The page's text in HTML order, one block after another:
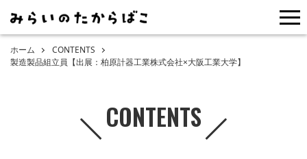
ホーム
CONTENTS
製造製品組立員【出展：柏原計器工業株式会社×大阪工業大学】
CONTENTS